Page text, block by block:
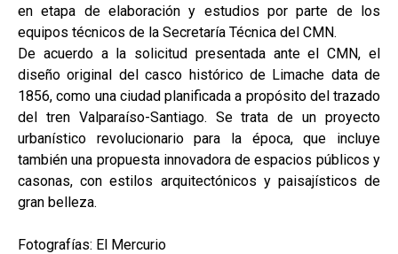
en etapa de elaboración y estudios por parte de los
equipos técnicos de la Secretaría Técnica del CMN.
De acuerdo a la solicitud presentada ante el CMN, el
diseño original del casco histórico de Limache data de
1856, como una ciudad planificada a propósito del trazado
del tren Valparaíso-Santiago. Se trata de un proyecto
urbanístico revolucionario para la época, que incluye
también una propuesta innovadora de espacios públicos y
casonas, con estilos arquitectónicos y paisajísticos de
gran belleza.
Fotografías: El Mercurio